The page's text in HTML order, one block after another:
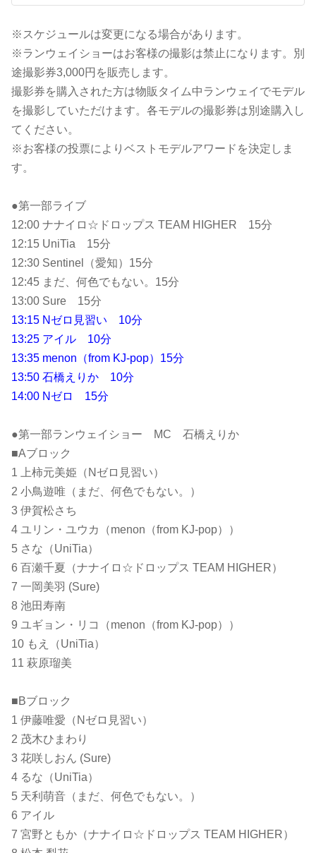
※スケジュールは変更になる場合があります。
※ランウェイショーはお客様の撮影は禁止になります。別
途撮影券3,000円を販売します。
撮影券を購入された方は物販タイム中ランウェイでモデル
を撮影していただけます。各モデルの撮影券は別途購入し
てください。
※お客様の投票によりベストモデルアワードを決定しま
す。
●第一部ライブ
12:00 ナナイロ☆ドロップス TEAM HIGHER 15分
12:15 UniTia 15分
12:30 Sentinel（愛知）15分
12:45 まだ、何色でもない。15分
13:00 Sure 15分
13:15 Nゼロ見習い 10分
13:25 アイル 10分
13:35 menon（from KJ-pop）15分
13:50 石橋えりか 10分
14:00 Nゼロ 15分
●第一部ランウェイショー MC 石橋えりか
■Aブロック
1 上柿元美姫（Nゼロ見習い）
2 小鳥遊唯（まだ、何色でもない。）
3 伊賀松さち
4 ユリン・ユウカ（menon（from KJ-pop））
5 さな（UniTia）
6 百瀬千夏（ナナイロ☆ドロップス TEAM HIGHER）
7 一岡美羽 (Sure)
8 池田寿南
9 ユギョン・リコ（menon（from KJ-pop））
10 もえ（UniTia）
11 萩原瑠美
■Bブロック
1 伊藤唯愛（Nゼロ見習い）
2 茂木ひまわり
3 花咲しおん (Sure)
4 るな（UniTia）
5 天利萌音（まだ、何色でもない。）
6 アイル
7 宮野ともか（ナナイロ☆ドロップス TEAM HIGHER）